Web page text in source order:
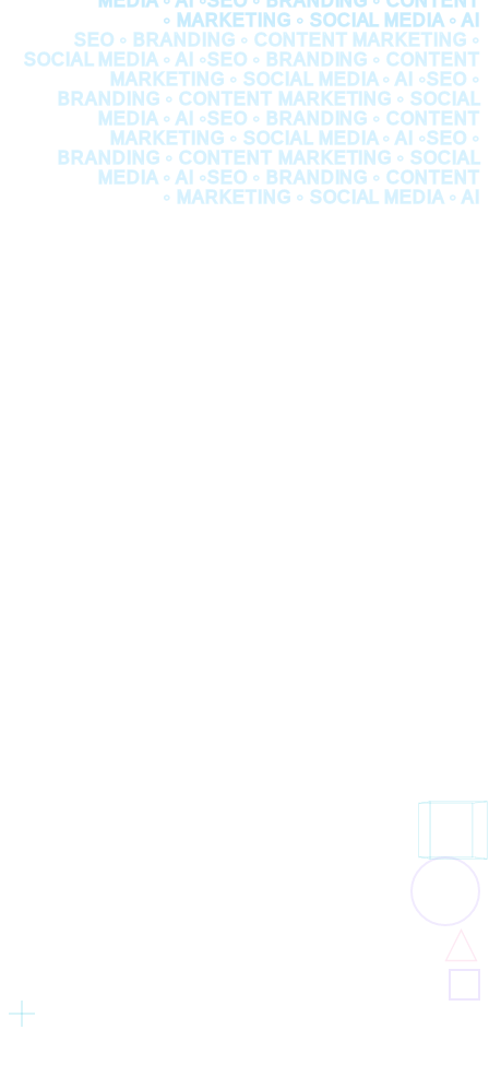
MARKETING • SOCIAL MEDIA • AI •
SEO • BRANDING • CONTENT MARKETING •
SOCIAL MEDIA • AI •SEO • BRANDING • CONTENT
MARKETING • SOCIAL MEDIA • AI •SEO •
BRANDING • CONTENT MARKETING • SOCIAL
MEDIA • AI •SEO • BRANDING • CONTENT
MARKETING • SOCIAL MEDIA • AI •SEO •
BRANDING • CONTENT MARKETING • SOCIAL
MEDIA • AI •SEO • BRANDING • CONTENT
MARKETING • SOCIAL MEDIA • AI •